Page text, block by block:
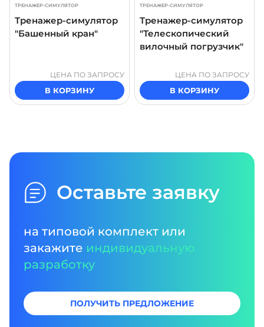
ТРЕНАЖЕР-СИМУЛЯТОР
Тренажер-симулятор
"Башенный кран"
ЦЕНА ПО ЗАПРОСУ
В КОРЗИНУ
ТРЕНАЖЕР-СИМУЛЯТОР
Тренажер-симулятор
"Телескопический
вилочный погрузчик"
ЦЕНА ПО ЗАПРОСУ
В КОРЗИНУ
Оставьте заявку
на типовой комплект или
закажите индивидуальную
разработку
ПОЛУЧИТЬ ПРЕДЛОЖЕНИЕ